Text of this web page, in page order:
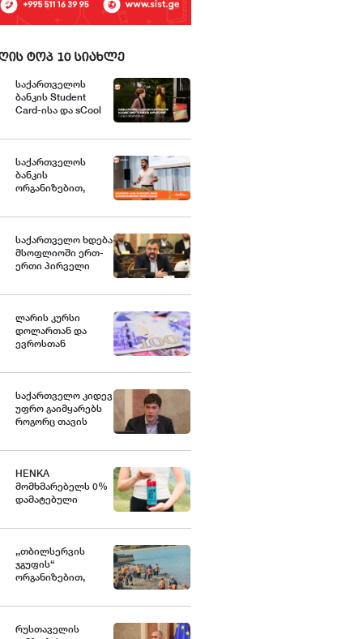
ტოპ 10 სიახლე
საქართველოს
ბანკის Student
Card-ისა და sCool
მფლობელები
ტრანსპორტზე
შეღავათიანი
ტარიფით
საქართველოს
ბანკის
ორგანიზებით,
ბიზნესისთვის
უსაფრთხოების
ვორკშოპი გაიმართა
საქართველო ხდება
მსოფლიოში ერთ-
ერთი პირველი
მედიკამენტ
შეიძენს და
სახელმწიფო
პროგრამაში
მიქაუტაძე
ლარის კურსი
დოლართან და
ევროსთან
საქართველო კიდევ
უფრო გაიმყარებს
როგორც თავის
გეოპოლიტიკურ
საერთაშორისო
მსოფლიო წესრიგში
- ნოდარ ბოკერია
HENKA
მომხმარებელს 0%
დამატებული
პროდუქტს
,,თბილსერვის
ჯგუფის“
ორგანიზებით,
მიმდებარე
დასუფთავების
რუსთაველის